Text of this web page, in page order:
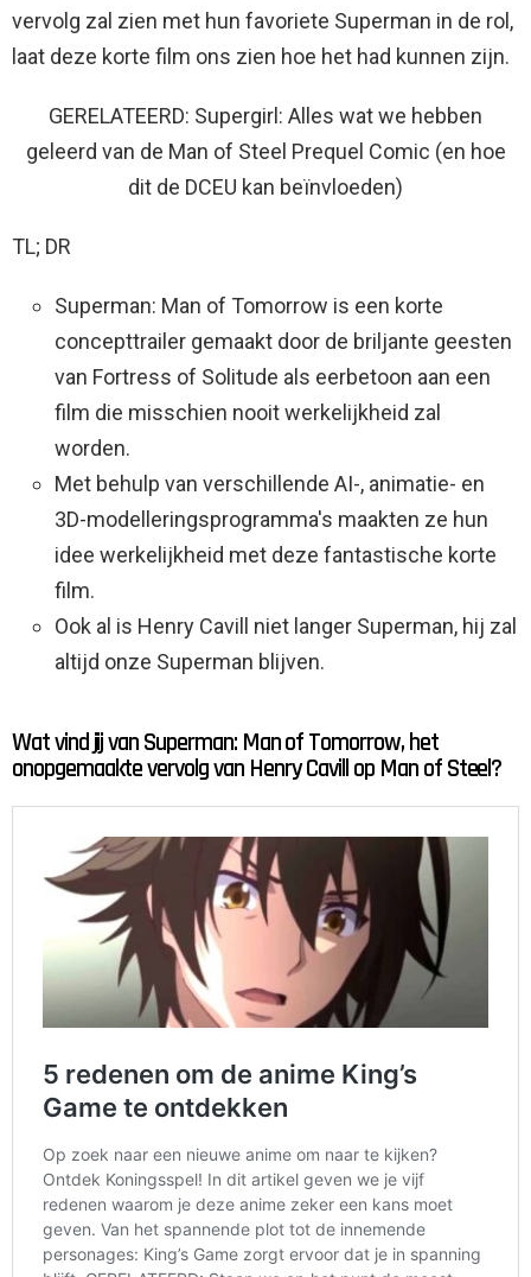
vervolg zal zien met hun favoriete Superman in de rol,
laat deze korte film ons zien hoe het had kunnen zijn.
GERELATEERD: Supergirl: Alles wat we hebben
geleerd van de Man of Steel Prequel Comic (en hoe
dit de DCEU kan beïnvloeden)
TL; DR
Superman: Man of Tomorrow is een korte
concepttrailer gemaakt door de briljante geesten
van Fortress of Solitude als eerbetoon aan een
film die misschien nooit werkelijkheid zal
worden.
Met behulp van verschillende AI-, animatie- en
3D-modelleringsprogramma's maakten ze hun
idee werkelijkheid met deze fantastische korte
film.
Ook al is Henry Cavill niet langer Superman, hij zal
altijd onze Superman blijven.
Wat vind jij van Superman: Man of Tomorrow, het
onopgemaakte vervolg van Henry Cavill op Man of Steel?